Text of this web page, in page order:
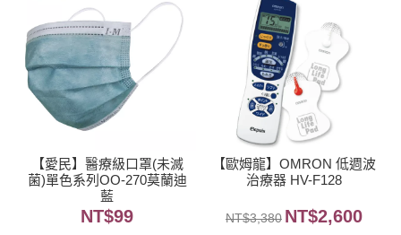
【愛民】醫療級口罩(未滅
菌)單色系列OO-270莫蘭迪
藍
NT$99
【歐姆龍】OMRON 低週波
治療器 HV-F128
NT$3,380 NT$2,600